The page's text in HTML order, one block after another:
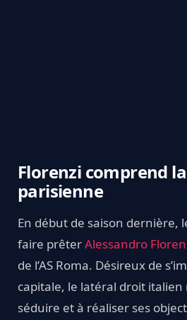
Florenzi comprend
parisienne
En début de saison dernière,
faire prêterAlessandro
de l’AS Roma. Désireux de
capitale, le latéral droit italien
séduire et à réaliser ses